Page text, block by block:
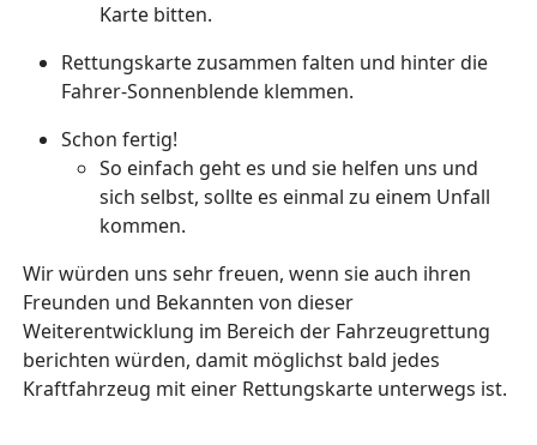
Karte bitten.
Rettungskarte zusammen falten und hinter die
Fahrer-Sonnenblende klemmen.
Schon fertig!
So einfach geht es und sie helfen uns und
sich selbst, sollte es einmal zu einem Unfall
kommen.
Wir würden uns sehr freuen, wenn sie auch ihren
Freunden und Bekannten von dieser
Weiterentwicklung im Bereich der Fahrzeugrettung
berichten würden, damit möglichst bald jedes
Kraftfahrzeug mit einer Rettungskarte unterwegs ist.